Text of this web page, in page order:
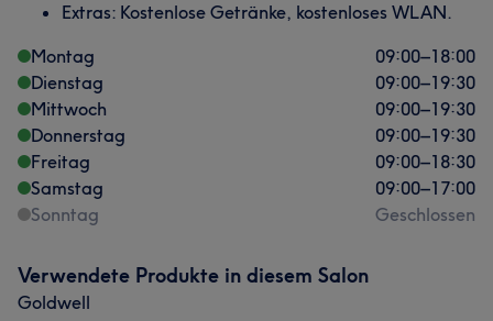
Was unsere Kunden über Naz sagen
Talentiert
Freundlich
Extras: Kostenlose Getränke, kostenloses WLAN.
Montag
09:00–18:00
Dienstag
09:00–19:30
Mittwoch
09:00–19:30
Donnerstag
09:00–19:30
Freitag
09:00–18:30
Samstag
09:00–17:00
Sonntag
Geschlossen
Verwendete Produkte in diesem Salon
Goldwell